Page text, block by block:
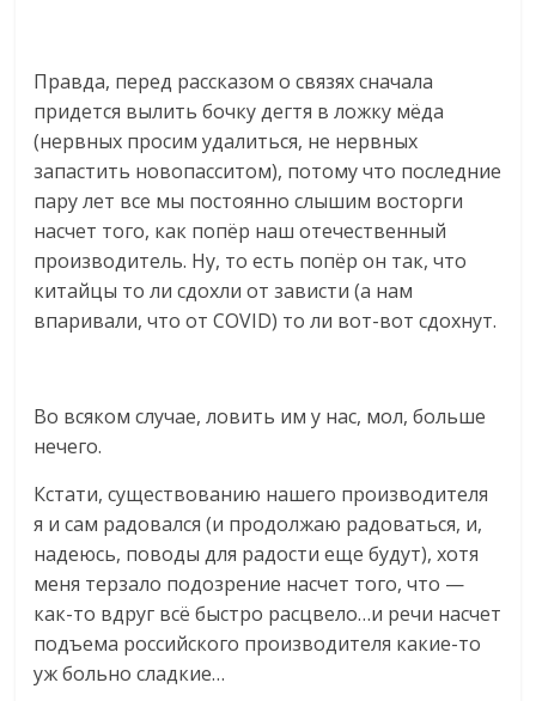
обсудить
эти
изменения
читателем.
Правда, перед рассказом о связях сначала
придется вылить бочку дегтя в ложку мёда
(нервных просим удалиться, не нервных
запастить новопасситом), потому что последние
пару лет все мы постоянно слышим восторги
насчет того, как попёр наш отечественный
производитель. Ну, то есть попёр он так, что
китайцы то ли сдохли от зависти (а нам
впаривали, что от COVID) то ли вот-вот сдохнут.
Во всяком случае, ловить им у нас, мол, больше
нечего.
Кстати, существованию нашего производителя
я и сам радовался (и продолжаю радоваться, и,
надеюсь, поводы для радости еще будут), хотя
меня терзало подозрение насчет того, что —
как-то вдруг всё быстро расцвело…и речи насчет
подъема российского производителя какие-то
уж больно сладкие…